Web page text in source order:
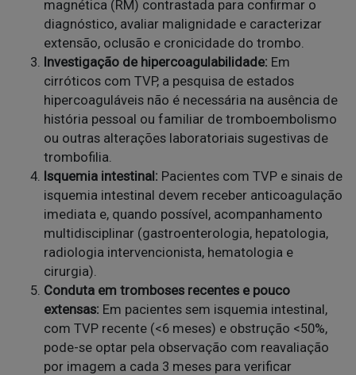
magnética (RM) contrastada para confirmar o
diagnóstico, avaliar malignidade e caracterizar
extensão, oclusão e cronicidade do trombo.
Investigação de hipercoagulabilidade: Em
cirróticos com TVP, a pesquisa de estados
hipercoaguláveis não é necessária na ausência de
história pessoal ou familiar de tromboembolismo
ou outras alterações laboratoriais sugestivas de
trombofilia.
Isquemia intestinal: Pacientes com TVP e sinais de
isquemia intestinal devem receber anticoagulação
imediata e, quando possível, acompanhamento
multidisciplinar (gastroenterologia, hepatologia,
radiologia intervencionista, hematologia e
cirurgia).
Conduta em tromboses recentes e pouco
extensas: Em pacientes sem isquemia intestinal,
com TVP recente (<6 meses) e obstrução <50%,
pode-se optar pela observação com reavaliação
por imagem a cada 3 meses para verificar